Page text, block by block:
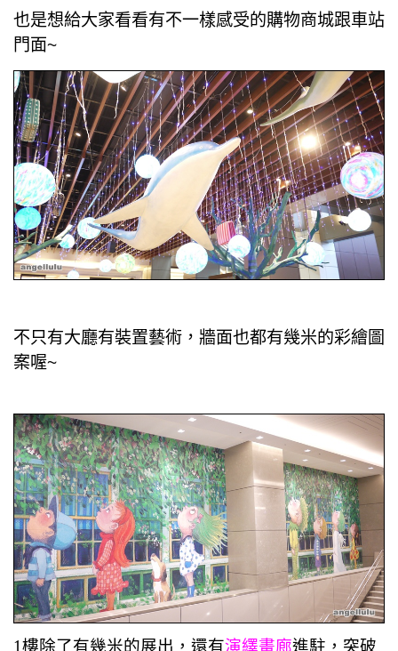
也是想給大家看看有不一樣感受的購物商城跟車站
門面~
不只有大廳有裝置藝術， 牆面也都有幾米的彩繪圖
案喔~
1樓除了有幾米的展出，還有演繹畫廊進駐，突破